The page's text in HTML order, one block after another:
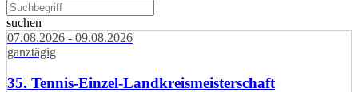
suchen
07.08.2026 - 09.08.2026
ganztägig
35. Tennis-Einzel-Landkreismeisterschaft